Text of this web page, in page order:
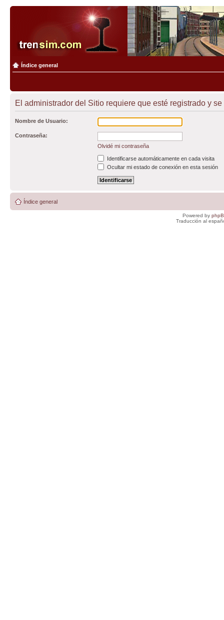
Índice general
El administrador del Sitio requiere que esté registrado y
Nombre de Usuario:
Contraseña:
Olvidé mi contraseña
Identificarse automáticamente en cada visita
Ocultar mi estado de conexión en esta sesión
Índice general
Powered by
Traducción al